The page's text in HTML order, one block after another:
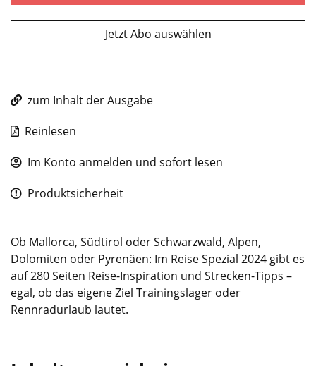
Jetzt Abo auswählen
zum Inhalt der Ausgabe
Reinlesen
Im Konto anmelden und sofort lesen
Produktsicherheit
Ob Mallorca, Südtirol oder Schwarzwald, Alpen,
Dolomiten oder Pyrenäen: Im Reise Spezial 2024 gibt es
auf 280 Seiten Reise-Inspiration und Strecken-Tipps –
egal, ob das eigene Ziel Trainingslager oder
Rennradurlaub lautet.